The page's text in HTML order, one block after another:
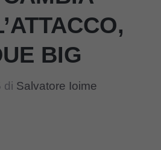
BIG
di Salvatore Ioime